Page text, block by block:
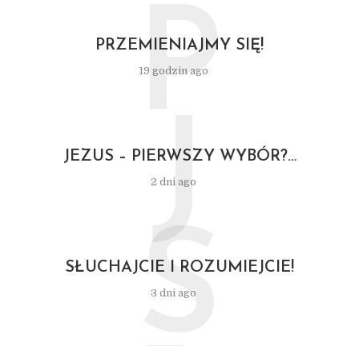
PRZEMIENIAJMY SIĘ!
19 godzin ago
P
JEZUS – PIERWSZY WYBÓR?…
2 dni ago
J
SŁUCHAJCIE I ROZUMIEJCIE!
3 dni ago
S